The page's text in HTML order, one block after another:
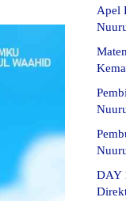
Apel
DAY